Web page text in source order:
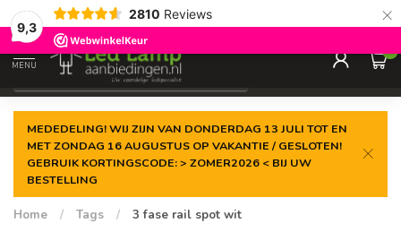
9,3
2810 Reviews ×
Gegarandeerde delaagste prijs
MENU
0
MEDEDELING! WIJ ZIJN VAN DONDERDAG 13 JULI TOT EN
MET ZONDAG 16 AUGUSTUS OP VAKANTIE / GESLOTEN!
GEBRUIK KORTINGSCODE: > ZOMER2026 < BIJ UW
BESTELLING
Home / Tags / 3 fase rail spot wit